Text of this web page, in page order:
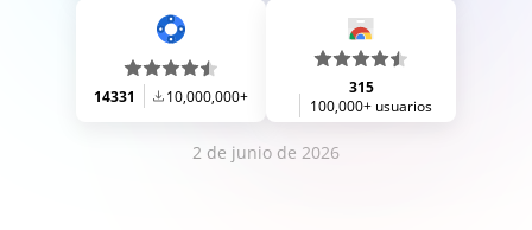
14331 10,000,000+
315
100,000+ usuarios
2 de junio de 2026